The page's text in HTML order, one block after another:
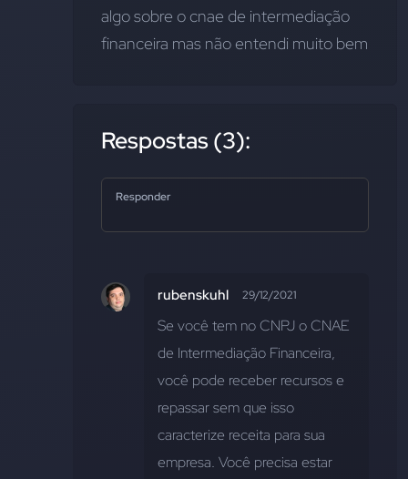
algo sobre o cnae de intermediação
financeira mas não entendi muito bem
Respostas (3):
Responder
rubenskuhl 29/12/2021
Se você tem no CNPJ o CNAE
de Intermediação Financeira,
você pode receber recursos e
repassar sem que isso
caracterize receita para sua
empresa. Você precisa estar